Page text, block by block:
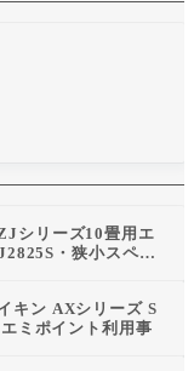
シリーズ10畳用エ
・狭小スペー
キン AXシリーズ S
ミポイント利用事